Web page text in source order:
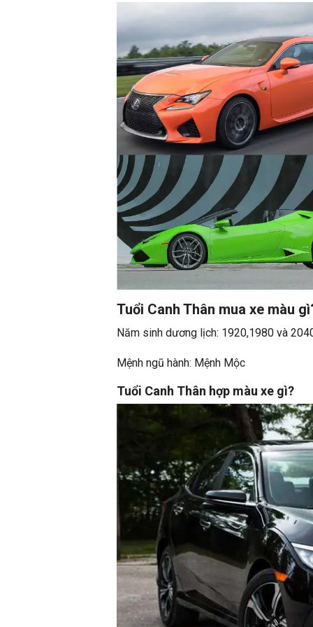
Tuổi Canh Thân mua xe màu
Năm sinh dương lịch: 1920,1980 và
Mệnh ngũ hành: Mệnh Mộc
Tuổi Canh Thân hợp màu xe gì?